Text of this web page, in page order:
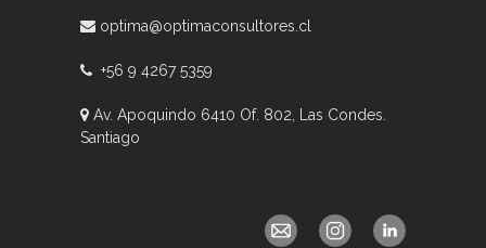
optima@optimaconsultores.cl
+56 9 4267 5359
Av. Apoquindo 6410 Of. 802, Las Condes.
Santiago